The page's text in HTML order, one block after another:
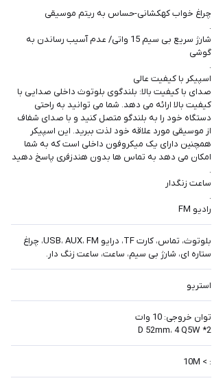
چراغ خواب کهکشانی-حساس به ریتم موسیقی
.
شارژ سریع بی سیم 15 واتی/ عدم آسیب رساندن به
گوشی
.
اسپیکر با کیفیت عالی
صدای با کیفیت بالا: بلندگوی بلوتوث داخلی صدایی با
کیفیت بالا ارائه می دهد. شما می توانید به راحتی
دستگاه خود را به بلندگو متصل کنید و با صدای شفاف
از موسیقی مورد علاقه خود لذت ببرید. این اسپیکر
همچنین دارای یک میکروفون داخلی است که به شما
امکان می دهد به تماس ها بدون هندزفری پاسخ دهید
.
ساعت زنگدار
.
رادیو FM
بلوتوث، تماس، کارت TF، درایو USB، AUX، FM، چراغ
ستاره ای، شارژ بی سیم، ساعت، ساعت زنگ دار.
استریو
توان خروجی: 10 وات
D 52mm، 4 Q5W *2
: > 10M